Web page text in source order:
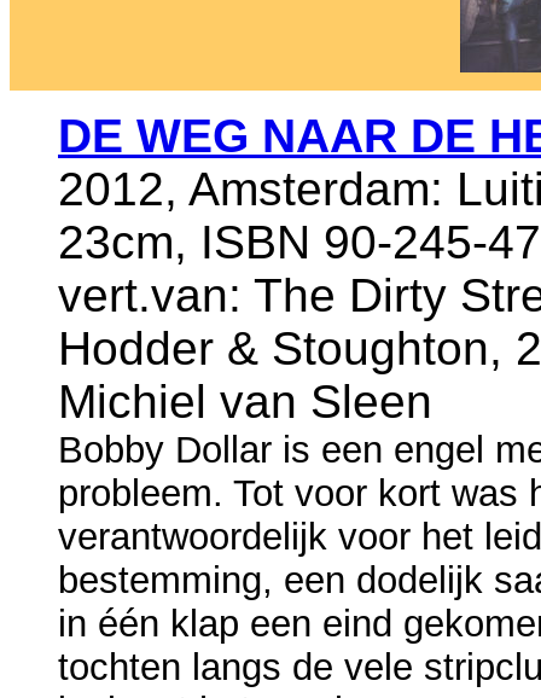
DE WEG NAAR DE
2012, Amsterdam:
23cm, ISBN 90-245-
vert.van: The Dirty
Hodder & Stoughton,
Michiel van Sleen
Bobby Dollar is een engel
probleem. Tot voor kort was
verantwoordelijk voor het
bestemming, een dodelijk
in één klap een eind
tochten langs de vele